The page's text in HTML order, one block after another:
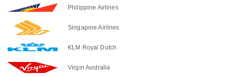
Philippine Airlines
Singapore Airlines
KLM Royal Dutch
Virgin Australia